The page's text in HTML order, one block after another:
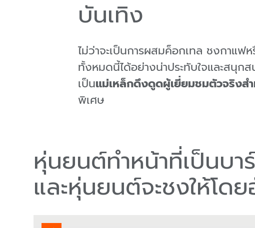
บันเทิง
ไม่ว่าจะเป็นการผสมค็อกเทล ชงกาแ
ทั้งหมดนี้ได้อย่างน่าประทับใจและสนุก
เป็นแม่เหล็กดึงดูดผู้เยี่ยมชมตัวจริงส
พิเศษ
หุ่นยนต์ทำหน้าที่เป็นบา
และหุ่นยนต์จะชงให้โด